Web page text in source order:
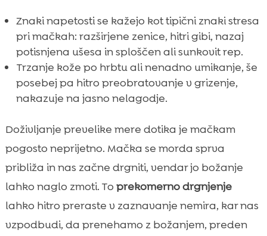
Znaki napetosti se kažejo kot tipični znaki stresa
pri mačkah: razširjene zenice, hitri gibi, nazaj
potisnjena ušesa in sploščen ali sunkovit rep.
Trzanje kože po hrbtu ali nenadno umikanje, še
posebej pa hitro preobratovanje v grizenje,
nakazuje na jasno nelagodje.
Doživljanje prevelike mere dotika je mačkam
pogosto neprijetno. Mačka se morda sprva
približa in nas začne drgniti, vendar jo božanje
lahko naglo zmoti. To prekomerno drgnjenje
lahko hitro preraste v zaznavanje nemira, kar nas
vzpodbudi, da prenehamo z božanjem, preden